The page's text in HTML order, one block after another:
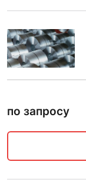
по запросу